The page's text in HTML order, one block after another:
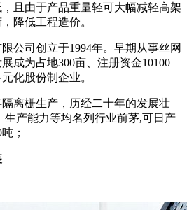
且由于产品重量轻可大幅减轻高架
降低工程造价。
公司创立于1994年。早期从事丝网
成为占地300亩、注册资金10100
化股份制企业。
离栅生产，历经二十年的发展壮
生产能力等均名列行业前茅,可日产
；